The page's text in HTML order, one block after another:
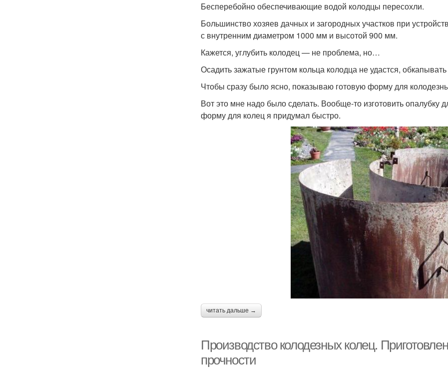
Бесперебойно обеспечивающие водой колодцы пересохли.
Большинство хозяев дачных и загородных участков при
с внутренним диаметром 1000 мм и высотой 900 мм.
Кажется, углубить колодец — не проблема, но…
Осадить зажатые грунтом кольца колодца не удастся,
Чтобы сразу было ясно, показываю готовую форму для
Вот это мне надо было сделать. Вообще-то изготовить опалубку
форму для колец я придумал быстро.
читать дальше →
Производство колодезных колец.
прочности